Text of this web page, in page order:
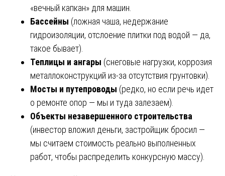
«вечный капкан» для машин.
Бассейны (ложная чаша, недержание
гидроизоляции, отслоение плитки под водой — да,
такое бывает).
Теплицы и ангары (снеговые нагрузки, коррозия
металлоконструкций из-за отсутствия грунтовки).
Мосты и путепроводы (редко, но если речь идет
о ремонте опор — мы и туда залезаем).
Объекты незавершенного строительства
(инвестор вложил деньги, застройщик бросил —
мы считаем стоимость реально выполненных
работ, чтобы распределить конкурсную массу).